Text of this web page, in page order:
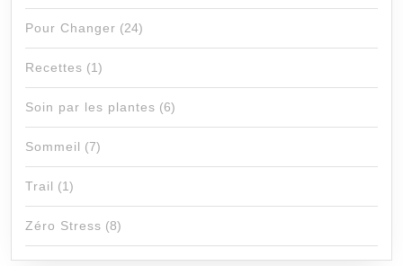
Pour Changer (24)
Recettes (1)
Soin par les plantes (6)
Sommeil (7)
Trail (1)
Zéro Stress (8)